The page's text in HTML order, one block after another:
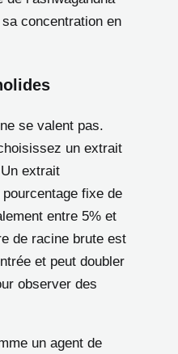
concentration en
se valent pas.
un extrait
extrait
fixe de
entre 5% et
de racine brute est
et peut doubler
observer des
un agent de